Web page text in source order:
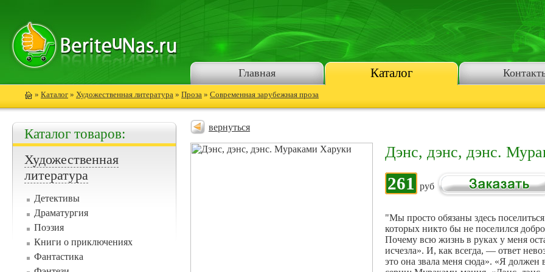
Главная Каталог
» Каталог » Художественная литература » Проза » Современная зарубежная проза
Каталог товаров:
Художественная
литература
Детективы
Драматургия
Поэзия
Книги о приключениях
Фантастика
вернуться
Дэнс, дэнс, дэнс.
261 руб
"Мы просто обязаны здесь
которых никто бы не поселился
Почему всю жизнь в руках у меня
исчезла». И, как всегда, — ответ
это она звала меня сюда». «Я должен